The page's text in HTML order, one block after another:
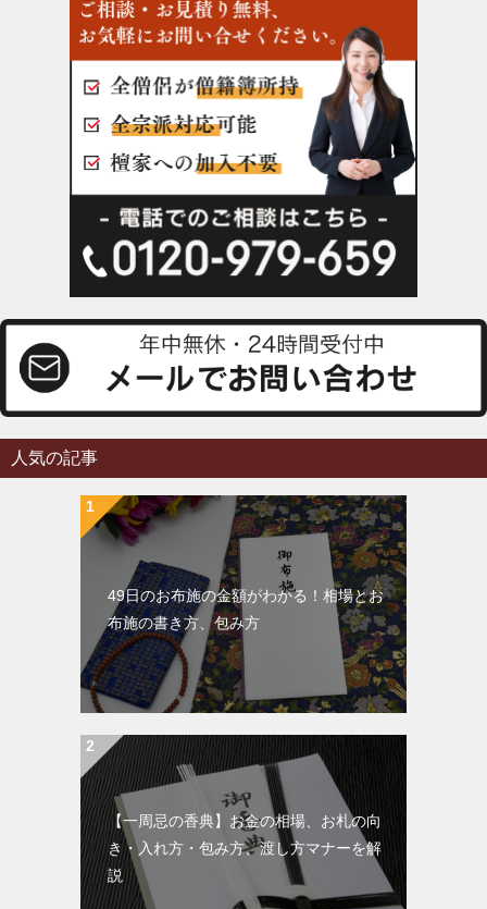
人気の記事
49日のお布施の金額がわかる！相場とお
布施の書き方、包み方
【一周忌の香典】お金の相場、お札の向
き・入れ方・包み方、渡し方マナーを解
説